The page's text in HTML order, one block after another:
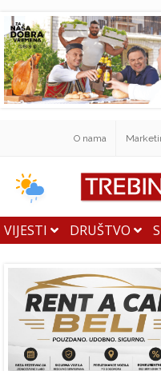
O nama
VIJESTI DRUŠTVO